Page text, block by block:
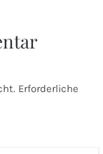
Erforderliche